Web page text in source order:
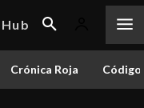
Hub
Crónica Roja